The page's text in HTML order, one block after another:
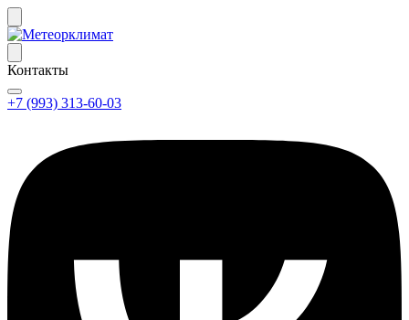
Контакты
+7 (993) 313-60-03